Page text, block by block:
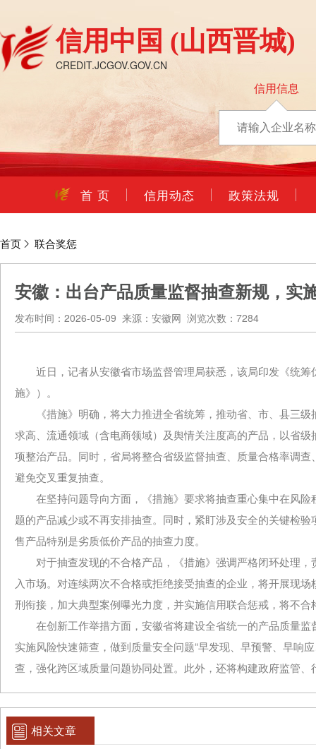
信用中国 (山西晋城)
CREDIT.JCGOV.GOV.CN
信用信息
首 页 信用动态 政策法规
首页 联合奖惩
安徽：出台产品质量监督抽查新规，实
发布时间：2026-05-09 来源：安徽网 浏览次数：7284
近日，记者从安徽省市场监督管理局获悉，该局印发《统筹
施》）。
《措施》明确，将大力推进全省统筹，推动省、市、县三级
求高、流通领域（含电商领域）及舆情关注度高的产品，以省
项整治产品。同时，省局将整合省级监督抽查、质量合格率调
避免交叉重复抽查。
在坚持问题导向方面，《措施》要求将抽查重心集中在风险
题的产品减少或不再安排抽查。同时，紧盯涉及安全的关键检
售产品特别是劣质低价产品的抽查力度。
对于抽查发现的不合格产品，《措施》强调严格闭环处理，
入市场。对连续两次不合格或拒绝接受抽查的企业，将开展现
刑衔接，加大典型案例曝光力度，并实施信用联合惩戒，将不
在创新工作举措方面，安徽省将建设全省统一的产品质量监
实施风险快速筛查，做到质量安全问题“早发现、早预警、早响
查，强化跨区域质量问题协同处置。此外，还将构建政府监管
相关文章